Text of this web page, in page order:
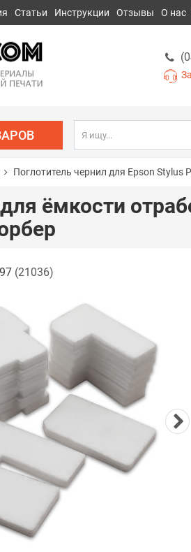
Статьи Инструкции Отзывы О нас
Поглотитель чернил для Epson Stylus
ёмкости
(21036)